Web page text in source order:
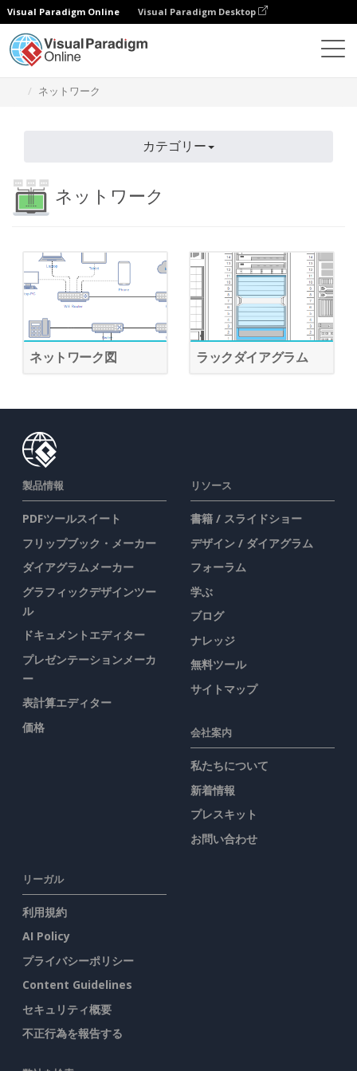
Visual Paradigm Online Visual Paradigm Desktop
ネットワーク
カテゴリー
ネットワーク
ネットワーク図 ラックダイアグラム
製品情報
PDFツールスイート
フリップブック・メーカー
ダイアグラムメーカー
グラフィックデザインツー
ル
ドキュメントエディター
プレゼンテーションメーカ
ー
表計算エディター
価格
リソース
書籍 / スライドショー
デザイン / ダイアグラム
フォーラム
学ぶ
ブログ
ナレッジ
無料ツール
サイトマップ
会社案内
私たちについて
新着情報
プレスキット
お問い合わせ
リーガル
利用規約
AI Policy
プライバシーポリシー
Content Guidelines
セキュリティ概要
不正行為を報告する